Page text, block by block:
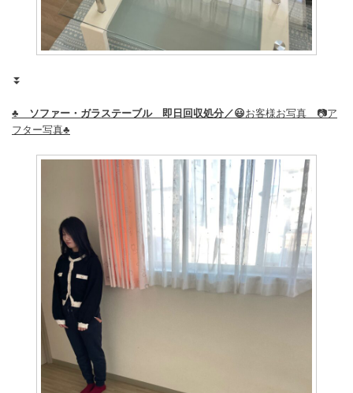
⏬
♣️ ソファー・ガラステーブル 即日回収処分／😃お客様お写真 📷ア
フター写真♣️